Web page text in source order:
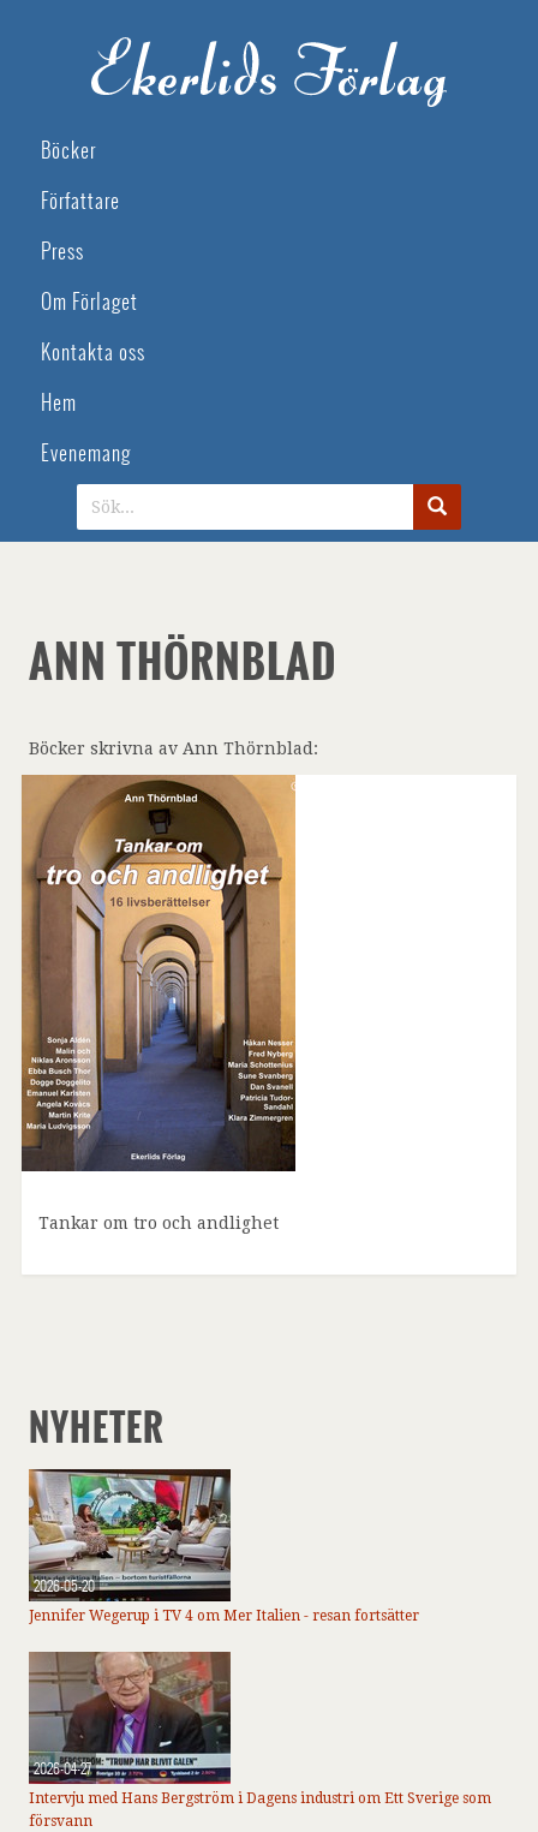
Böcker
Författare
Press
Om Förlaget
Kontakta oss
Hem
Evenemang
ANN THÖRNBLAD
Böcker skrivna av Ann Thörnblad:
Tankar om tro och andlighet
NYHETER
2026-05-20
Jennifer Wegerup i TV 4 om Mer Italien - resan fortsätter
2026-04-27
Intervju med Hans Bergström i Dagens industri om Ett Sverige som
försvann